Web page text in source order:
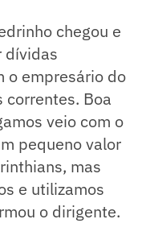
chegou e
dívidas
o empresário do
correntes. Boa
veio com o
pequeno valor
mas
e utilizamos
o dirigente.